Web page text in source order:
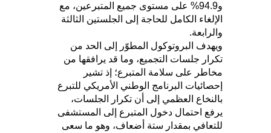
و94.9% على مستوى جميع المتبرعين، مع
الإلغاء الكامل للحاجة إلى الجلستين الثالثة
والرابعة.
ويهدف البروتوكول المطوّر إلى الحد من
تكرار جلسات التجميع، وما قد يرافقها من
مخاطر على سلامة المتبرع؛ إذ تشير
إحصائيات البرنامج الوطني الأمريكي للتبرع
بالنخاع العظمي إلى أن تكرار الجلسات،
يرفع احتمال دخول المتبرع إلى المستشفى
للتعافي بمقدار ستة أضعاف، وهو ما سعى